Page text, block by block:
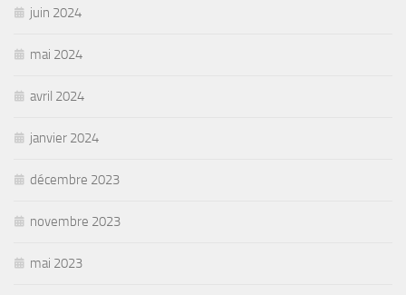
juin 2024
mai 2024
avril 2024
janvier 2024
décembre 2023
novembre 2023
mai 2023